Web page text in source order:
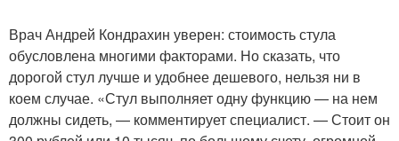
Врач Андрей Кондрахин уверен: стоимость стула
обусловлена многими факторами. Но сказать, что
дорогой стул лучше и удобнее дешевого, нельзя ни в
коем случае. «Стул выполняет одну функцию — на нем
должны сидеть, — комментирует специалист. — Стоит он